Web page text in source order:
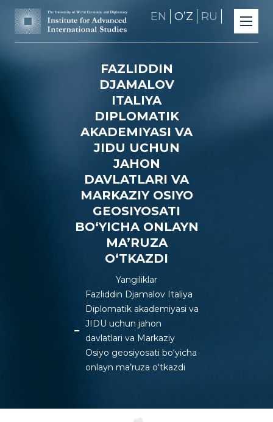
EN OʼZ RU
FAZLIDDIN
DJAMALOV
ITALIYA
DIPLOMATIK
AKADEMIYASI VA
JIDU UCHUN
JAHON
DAVLATLARI VA
MARKAZIY OSIYO
GEOSIYOSATI
BO‘YICHA ONLAYN
MA’RUZA
O‘TKAZDI
Yangiliklar
Fazliddin Djamalov Italiya
Diplomatik akademiyasi va
JIDU uchun jahon
davlatlari va Markaziy
Osiyo geosiyosati bo‘yicha
onlayn ma’ruza o‘tkazdi